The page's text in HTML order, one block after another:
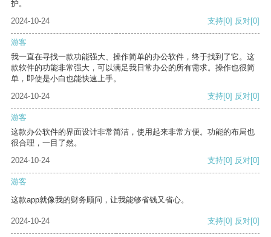
护。
2024-10-24
支持[0] 反对[0]
游客
我一直在寻找一款功能强大、操作简单的办公软件，终于找到了它。这
款软件的功能非常强大，可以满足我日常办公的所有需求。操作也很简
单，即使是小白也能快速上手。
2024-10-24
支持[0] 反对[0]
游客
这款办公软件的界面设计非常简洁，使用起来非常方便。功能的布局也
很合理，一目了然。
2024-10-24
支持[0] 反对[0]
游客
这款app就像我的财务顾问，让我能够省钱又省心。
2024-10-24 支持[0] 反对[0]